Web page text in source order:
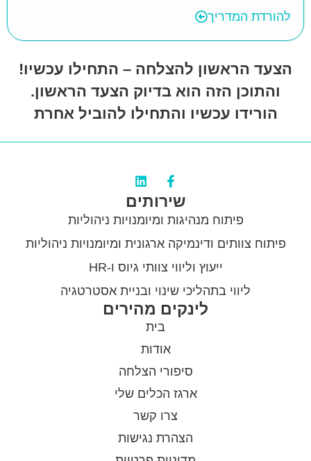
להורדת המדריך
הצעד הראשון להצלחה – התחילו עכשיו!
והתוכן הזה הוא בדיוק הצעד הראשון.
הורידו עכשיו והתחילו להוביל אחרת
שירותים
פיתוח מנהיגות ומיומנויות ניהוליות
פיתוח צוותים ודינמיקה ארגונית ומיומנויות ניהוליות
ייעוץ וליווי צוותי גיוס ו-HR
ליווי בתהליכי שינוי ובניית אסטרטגיה
לינקים מהירים
בית
אודות
סיפורי הצלחה
ארגז הכלים שלי
צרו קשר
הצהרת נגישות